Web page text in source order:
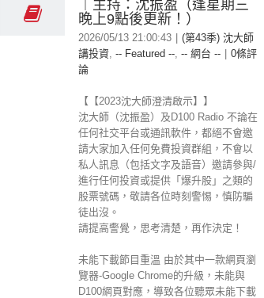
︱主持：沈振盈（逢星期三
晚上9點後更新！）
2026/05/13 21:00:43
(第43季) 沈大師
講投資, -- Featured --, -- 網台 --
0條評
論
【【2023沈大師澄清啟示】】
沈大師（沈振盈）及D100 Radio 不論在
任何社交平台或通訊軟件，都絕不會邀
請大家加入任何免費投資群組，不會以
私人訊息（包括文字及語音）邀請參與/
進行任何投資或提供「爆升股」之類的
股票號碼，敬請各位時刻警惕，慎防騙
徒出沒。
請提高警覺，思考清楚，再作決定！
未能下載節目重溫 由於其中一款網頁瀏
覽器-Google Chrome的升級，未能與
D100網頁對應，導致各位聽眾未能下載